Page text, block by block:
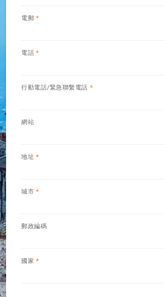
電郵
電話
行動電話/緊急聯繫電話
網站
地址
城市
郵政編碼
國家